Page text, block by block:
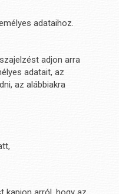
adataihoz.
adjon arra
adatait, az
az alábbiakra